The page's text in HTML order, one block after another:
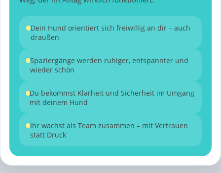
Dein Hund orientiert sich freiwillig an dir – auch
draußen
Spaziergänge werden ruhiger, entspannter und
wieder schön
Du bekommst Klarheit und Sicherheit im Umgang
mit deinem Hund
Ihr wachst als Team zusammen – mit Vertrauen
statt Druck